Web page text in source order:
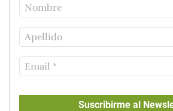
Suscribirme al